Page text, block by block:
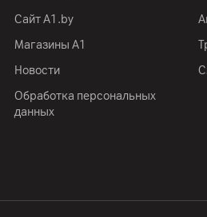
Сайт A1.by
Магазины А1
Новости
Обработка персональных
данных